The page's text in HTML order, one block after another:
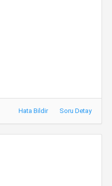
Hata Bildir Soru Detay